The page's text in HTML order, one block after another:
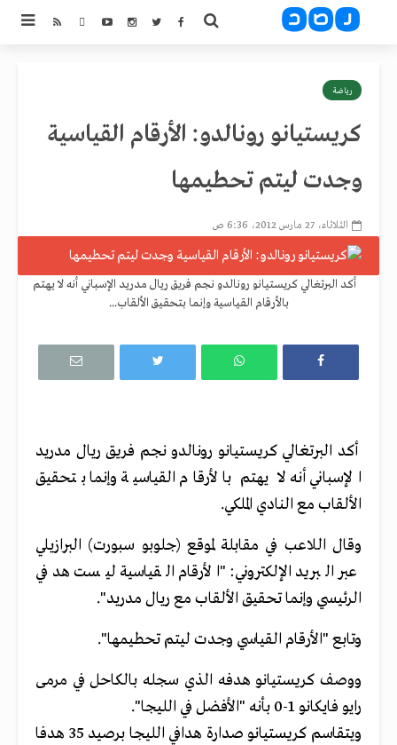
رياضة
كريستيانو رونالدو: الأرقام القياسية
وجدت ليتم تحطيمها
الثلاثاء، 27 مارس 2012، 6:36 ص
أكد البرتغالي كريستيانو رونالدو نجم فريق ريال مدريد الإسباني أنه لا يهتم
بالأرقام القياسية وإنما بتحقيق الألقاب...
أكد البرتغالي كريستيانو رونالدو نجم فريق ريال مدريد
الإسباني أنه لا يهتم بالأرقام القياسية وإنما بتحقيق
الألقاب مع النادي الملكي.
وقال اللاعب في مقابلة لموقع (جلوبو سبورت) البرازيلي
عبر البريد الإلكتروني: "الأرقام القياسية ليست هدفي
الرئيسي وإنما تحقيق الألقاب مع ريال مدريد".
وتابع "الأرقام القياسي وجدت ليتم تحطيمها".
ووصف كريستيانو هدفه الذي سجله بالكاحل في مرمى
رايو فايكانو 1-0 بأنه "الأفضل في الليجا".
ويتقاسم كريستيانو صدارة هدافي الليجا برصيد 35 هدفا